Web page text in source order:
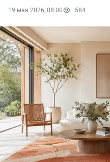
19 мая 2026, 08:00 584